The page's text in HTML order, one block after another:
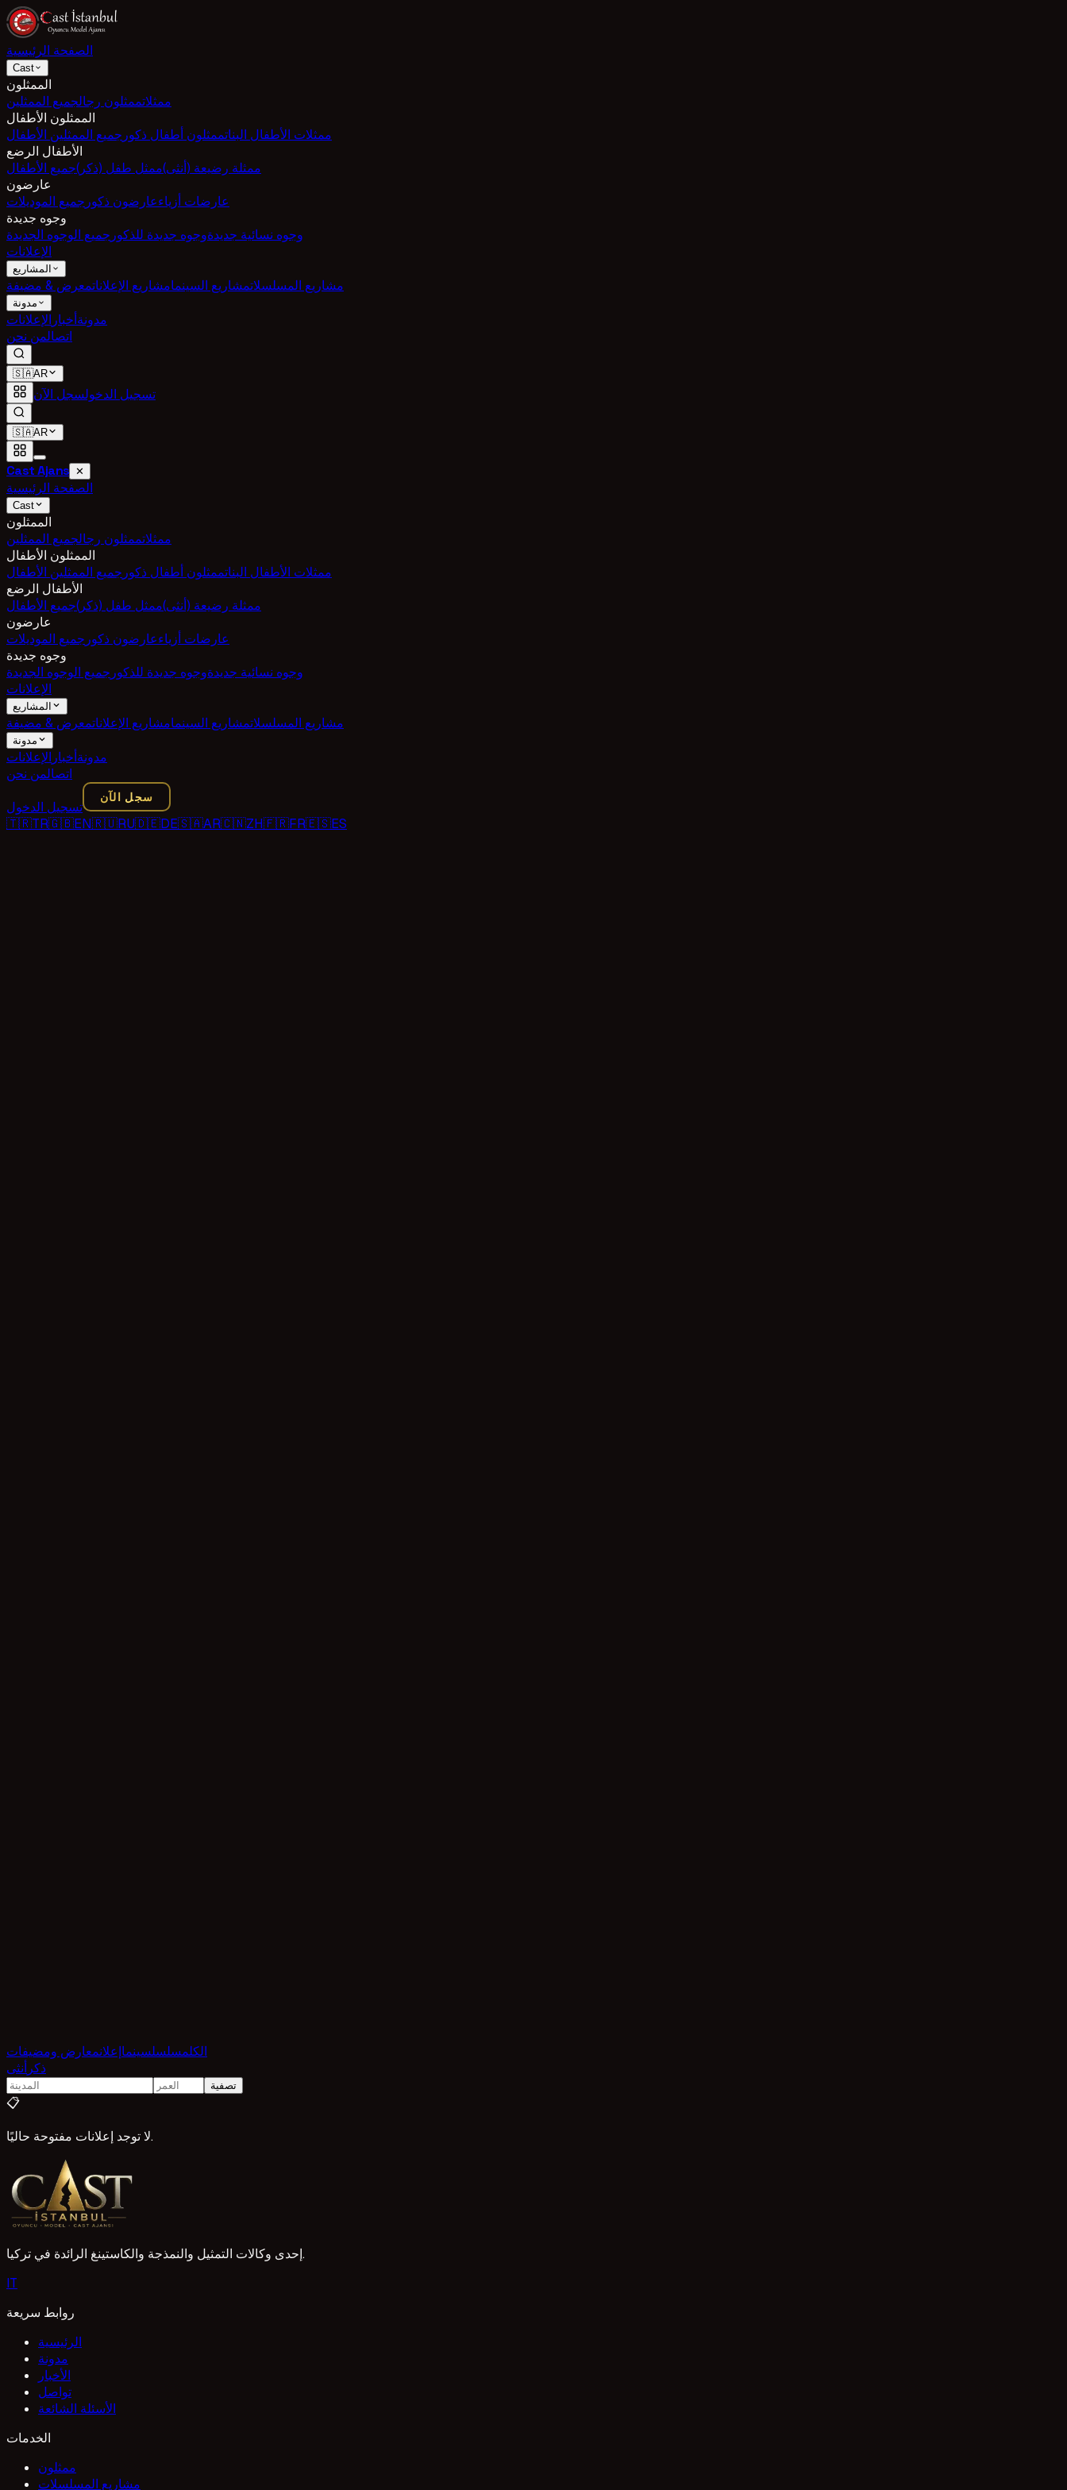
الصفحة الرئيسية
Cast
الممثلون
ممثلاتممثلون رجالجميع الممثلين
الممثلون الأطفال
ممثلات الأطفال البناتممثلون أطفال ذكور جميع الممثلين الأطفال
الأطفال الرضع
ممثلة رضيعة (أنثى)ممثل طفل (ذكر)جميع الأطفال
عارضون
عارضات أزياءعارضون ذكور جميع الموديلات
وجوه جديدة
وجوه نسائية جديدةوجوه جديدة للذكور جميع الوجوه الجديدة
الإعلانات
المشاريع
مشاريع المسلسلاتمشاريع السينمامشاريع الإعلاناتمعرض & مضيفة
مدونة
مدونةأخبار الإعلانات
اتصالمن نحن
🇸🇦AR
تسجيل الدخولسجل الآن
🇸🇦AR
Cast Ajans ✕
الصفحة الرئيسية
Cast
الممثلون
ممثلاتممثلون رجالجميع الممثلين
الممثلون الأطفال
ممثلات الأطفال البناتممثلون أطفال ذكور جميع الممثلين الأطفال
الأطفال الرضع
ممثلة رضيعة (أنثى)ممثل طفل (ذكر)جميع الأطفال
عارضون
عارضات أزياءعارضون ذكور جميع الموديلات
وجوه جديدة
وجوه نسائية جديدةوجوه جديدة للذكور جميع الوجوه الجديدة
الإعلانات
المشاريع
مشاريع المسلسلاتمشاريع السينمامشاريع الإعلاناتمعرض & مضيفة
مدونة
مدونةأخبار الإعلانات
اتصالمن نحن
تسجيل الدخول
سجل الآن
🇹🇷TR🇬🇧EN🇷🇺RU🇩🇪DE🇸🇦AR🇨🇳ZH🇫🇷FR🇪🇸ES
الكلمسلسلسينماإعلانمعارض ومضيفات
ذكر أنثى
تصفية
📋
لا توجد إعلانات مفتوحة حاليًا.
إحدى وكالات التمثيل والنمذجة والكاستينغ الرائدة في تركيا.
IT
روابط سريعة
الرئيسية
مدونة
الأخبار
تواصل
الأسئلة الشائعة
الخدمات
ممثلون
مشاريع المسلسلات